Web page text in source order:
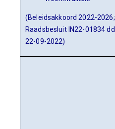
(Beleidsakkoord 2022-2026;
Raadsbesluit IN22-01834 dd
22-09-2022)